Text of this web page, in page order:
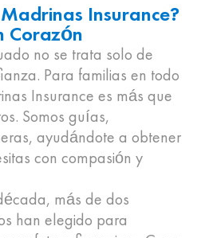
Insurance?
Corazón
no se trata solo de
Para familias en todo
Insurance es más que
Somos guías,
ayudándote a obtener
con compasión y
más de dos
han elegido para